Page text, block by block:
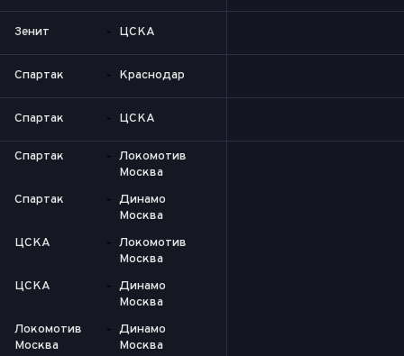
Зенит - ЦСКА
Спартак - Краснодар
Спартак - ЦСКА
Спартак - Локомотив
Москва
Спартак
- Динамо
Москва
ЦСКА
- Локомотив
Москва
ЦСКА
- Динамо
Москва
Локомотив
Москва
- Динамо
Москва